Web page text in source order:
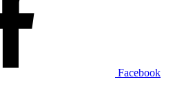
Facebook